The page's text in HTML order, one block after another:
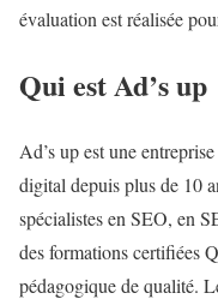
évaluation est réalisée
Qui est Ad’s up
Ad’s up est une
digital depuis plus de 10
spécialistes en SEO, en
des formations certifiées
pédagogique de qualité.